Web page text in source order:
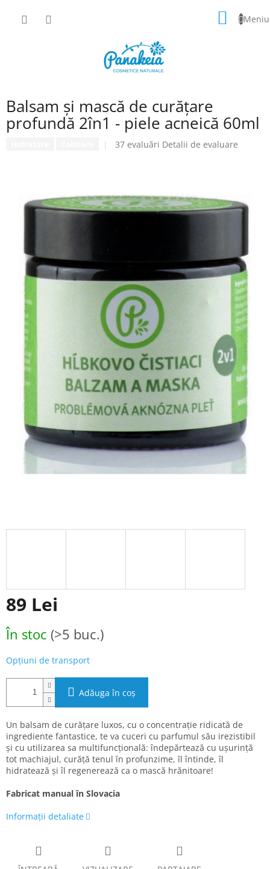
COŞ
Balsam și mască de curățare
profundă 2în1 - piele acneică 60ml
Evaluarea
5,0
din
37 evaluări Detalii de evaluare
89 Lei
Evaluare
preţ:
În stoc (>5 buc.)
Opțiuni de transport
Adăuga în coş
Un balsam de curățare luxos, cu o concentrație ridicată de
ingrediente fantastice, te va cuceri cu parfumul său irezistibil
și cu utilizarea sa multifuncțională: îndepărtează cu ușurință
tot machiajul, curăță tenul în profunzime, îl întinde, îl
hidratează și îl regenerează ca o mască hrănitoare!
Fabricat manual în Slovacia
Informaţii detaliate